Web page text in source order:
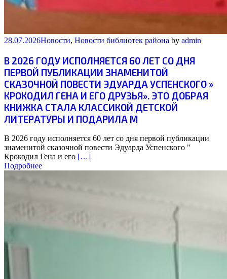
28.07.2026Новости, Новости библиотек района by admin
В 2026 ГОДУ ИСПОЛНЯЕТСЯ 60 ЛЕТ СО ДНЯ
ПЕРВОЙ ПУБЛИКАЦИИ ЗНАМЕНИТОЙ
СКАЗОЧНОЙ ПОВЕСТИ ЭДУАРДА УСПЕНСКОГО »
КРОКОДИЛ ГЕНА И ЕГО ДРУЗЬЯ». ЭТО ДОБРАЯ
КНИЖКА СТАЛА КЛАССИКОЙ ДЕТСКОЙ
ЛИТЕРАТУРЫ И ПОДАРИЛА М
В 2026 году исполняется 60 лет со дня первой публикации
знаменитой сказочной повести Эдуарда Успенского "
Крокодил Гена и его […]
Подробнее